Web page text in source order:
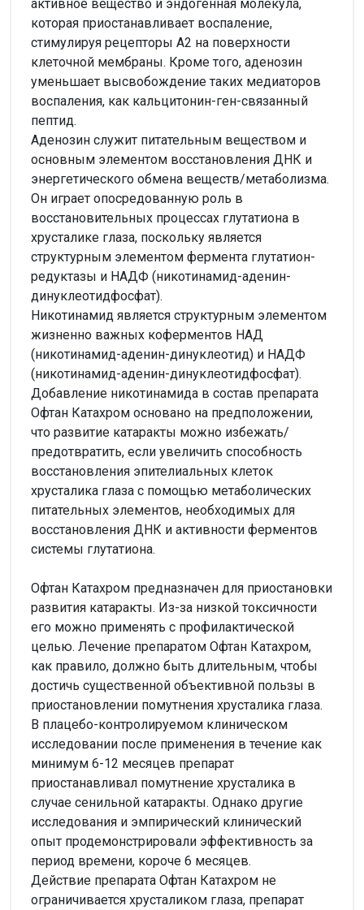
активное вещество и эндогенная молекула,
которая приостанавливает воспаление,
стимулируя рецепторы А2 на поверхности
клеточной мембраны. Кроме того, аденозин
уменьшает высвобождение таких медиаторов
воспаления, как кальцитонин-ген-связанный
пептид.
Аденозин служит питательным веществом и
основным элементом восстановления ДНК и
энергетического обмена веществ/метаболизма.
Он играет опосредованную роль в
восстановительных процессах глутатиона в
хрусталике глаза, поскольку является
структурным элементом фермента глутатион-
редуктазы и НАДФ (никотинамид-аденин-
динуклеотидфосфат).
Никотинамид является структурным элементом
жизненно важных коферментов НАД
(никотинамид-аденин-динуклеотид) и НАДФ
(никотинамид-аденин-динуклеотидфосфат).
Добавление никотинамида в состав препарата
Офтан Катахром основано на предположении,
что развитие катаракты можно избежать/
предотвратить, если увеличить способность
восстановления эпителиальных клеток
хрусталика глаза с помощью метаболических
питательных элементов, необходимых для
восстановления ДНК и активности ферментов
системы глутатиона.
Офтан Катахром предназначен для приостановки
развития катаракты. Из-за низкой токсичности
его можно применять с профилактической
целью. Лечение препаратом Офтан Катахром,
как правило, должно быть длительным, чтобы
достичь существенной объективной пользы в
приостановлении помутнения хрусталика глаза.
В плацебо-контролируемом клиническом
исследовании после применения в течение как
минимум 6-12 месяцев препарат
приостанавливал помутнение хрусталика в
случае сенильной катаракты. Однако другие
исследования и эмпирический клинический
опыт продемонстрировали эффективность за
период времени, короче 6 месяцев.
Действие препарата Офтан Катахром не
ограничивается хрусталиком глаза, препарат